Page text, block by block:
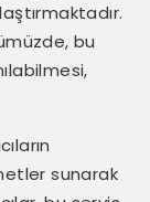
bu
sunarak